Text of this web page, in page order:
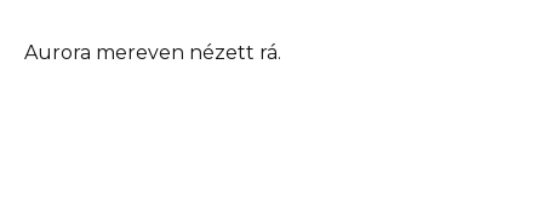
Aurora mereven nézett rá.